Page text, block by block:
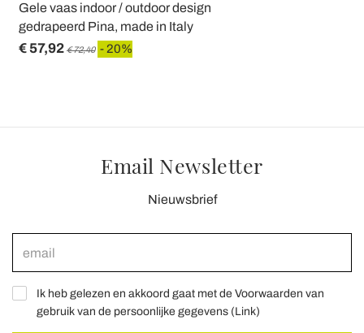
Gele vaas indoor / outdoor design
gedrapeerd Pina, made in Italy
€ 57,92 € 72,40 - 20%
Email Newsletter
Nieuwsbrief
Ik heb gelezen en akkoord gaat met de Voorwaarden van
gebruik van de persoonlijke gegevens (Link)